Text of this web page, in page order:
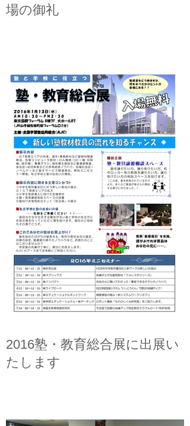
場の御礼
2016塾・教育総合展に出展い
たします